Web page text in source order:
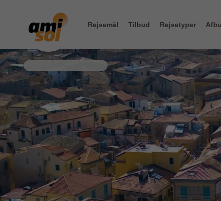
Rejsemål Tilbud Rejsetyper